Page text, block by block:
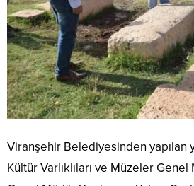
Viranşehir Belediyesinden yapılan
Kültür Varlıklıları ve Müzeler Genel